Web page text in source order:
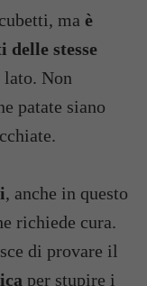
ma è
delle stesse
lato. Non
patate siano
, anche in questo
richiede cura.
di provare il
per stupire i